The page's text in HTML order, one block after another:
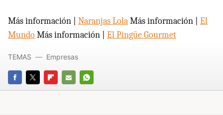
Más información | Naranjas LolaMás información | El
MundoMás información | El Pingüe Gourmet
FACEBOOK
TWITTERFLIPBOARD
E-
WHATSAPP
TEMAS Empresas